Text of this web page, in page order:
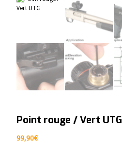
Point rouge / Vert UTG
99,90€